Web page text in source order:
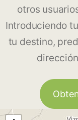
otros
Introduciendo
tu destino,